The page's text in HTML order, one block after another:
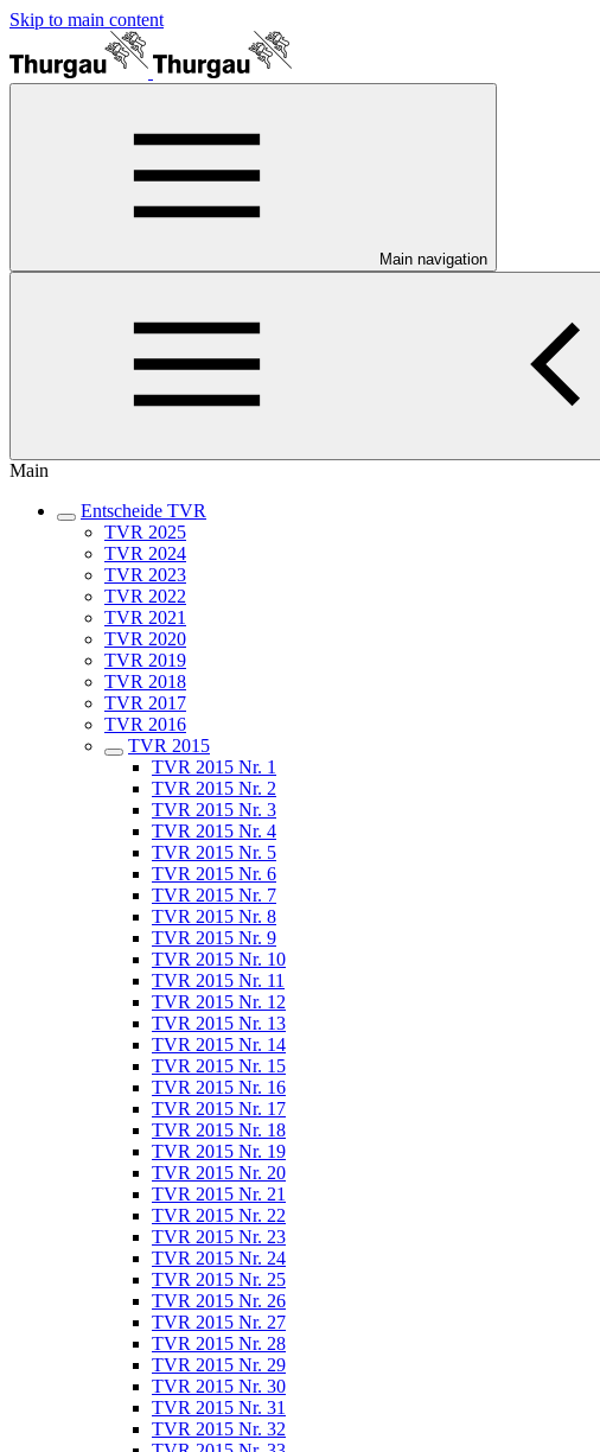
Skip to main content
Main navigation
Main
Entscheide TVR
TVR 2025
TVR 2024
TVR 2023
TVR 2022
TVR 2021
TVR 2020
TVR 2019
TVR 2018
TVR 2017
TVR 2016
TVR 2015
TVR 2015 Nr. 1
TVR 2015 Nr. 2
TVR 2015 Nr. 3
TVR 2015 Nr. 4
TVR 2015 Nr. 5
TVR 2015 Nr. 6
TVR 2015 Nr. 7
TVR 2015 Nr. 8
TVR 2015 Nr. 9
TVR 2015 Nr. 10
TVR 2015 Nr. 11
TVR 2015 Nr. 12
TVR 2015 Nr. 13
TVR 2015 Nr. 14
TVR 2015 Nr. 15
TVR 2015 Nr. 16
TVR 2015 Nr. 17
TVR 2015 Nr. 18
TVR 2015 Nr. 19
TVR 2015 Nr. 20
TVR 2015 Nr. 21
TVR 2015 Nr. 22
TVR 2015 Nr. 23
TVR 2015 Nr. 24
TVR 2015 Nr. 25
TVR 2015 Nr. 26
TVR 2015 Nr. 27
TVR 2015 Nr. 28
TVR 2015 Nr. 29
TVR 2015 Nr. 30
TVR 2015 Nr. 31
TVR 2015 Nr. 32